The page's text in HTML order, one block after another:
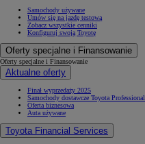
Samochody używane
Umów się na jazdę testową
Zobacz wszystkie cenniki
Konfiguruj swoją Toyotę
Oferty specjalne i Finansowanie
Oferty specjalne i Finansowanie
Aktualne oferty
Finał wyprzedaży 2025
Samochody dostawcze Toyota Professional
Oferta biznesowa
Auta używane
Toyota Financial Services